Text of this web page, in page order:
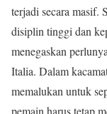
terjadi secara masif.
disiplin tinggi dan
menegaskan
Italia. Dalam
memalukan untuk
pemain harus tetap